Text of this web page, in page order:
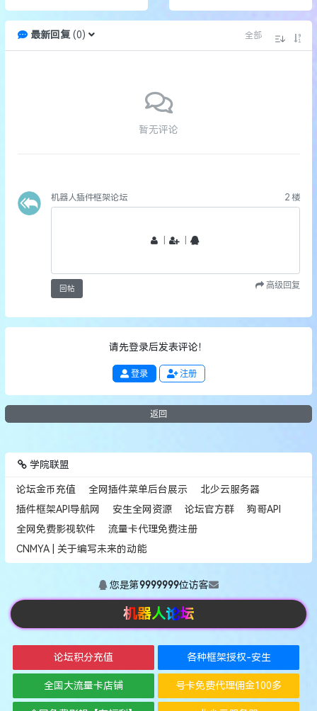
最新回复(0) 全部
暂无评论
机器人插件框架论坛 2楼
丨 丨
回帖 高级回复
请先登录后发表评论！
登录 注册
返回
学院联盟
论坛金币充值 全网插件菜单后台展示
北少云服务器
插件框架API导航网
安生全网资源 论坛官方群
狗哥API
全网免费影视软件
流量卡代理免费注册
CNMYA | 关于编写未来的动能
您是第9999999位访客
机器人论坛
论坛积分充值 各种框架授权-安生
全国大流量卡店铺 号卡免费代理佣金100多